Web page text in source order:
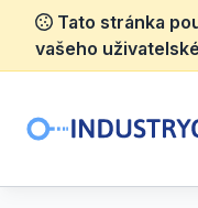
Tato stránka
vašeho